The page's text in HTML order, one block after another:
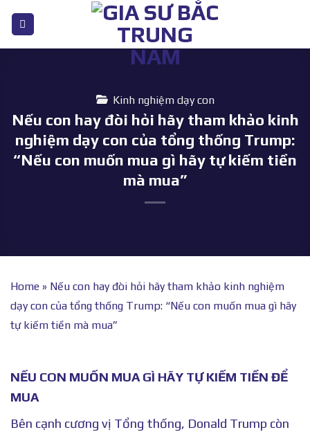
nội
Kinh nghiệm dạy con
Nếu con hay đòi hỏi hãy tham khảo kinh
nghiệm dạy con của tổng thống Trump:
“Nếu con muốn mua gì hãy tự kiếm tiền
mà mua”
Home » Nếu con hay đòi hỏi hãy tham khảo kinh nghiệm
dạy con của tổng thống Trump: “Nếu con muốn mua gì hãy
tự kiếm tiền mà mua”
NẾU CON MUỐN MUA GÌ HÃY TỰ KIẾM TIỀN ĐỂ
MUA
Bên cạnh cương vị Tổng thống, Donald Trump còn